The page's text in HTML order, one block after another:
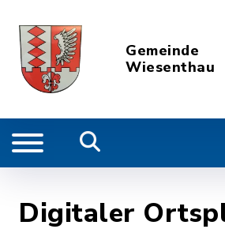
Gemeinde
Wiesenthau
Digitaler